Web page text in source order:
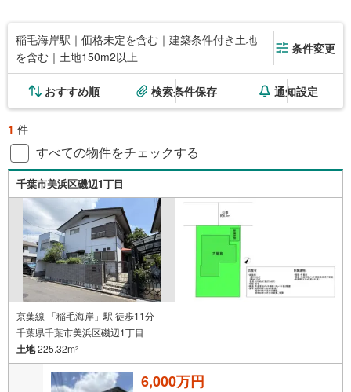
稲毛海岸駅｜価格未定を含む｜建築条件付き土地
を含む｜土地150m2以上
条件変更
おすすめ順 検索条件保存 通知設定
1 件
すべての物件をチェックする
千葉市美浜区磯辺1丁目
京葉線 「稲毛海岸」駅 徒歩11分
千葉県千葉市美浜区磯辺1丁目
土地225.32m2
6,000万円